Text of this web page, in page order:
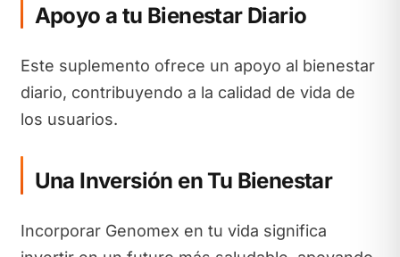
Apoyo a tu Bienestar Diario
Este suplemento ofrece un apoyo al bienestar
diario, contribuyendo a la calidad de vida de
los usuarios.
Una Inversión en Tu Bienestar
Incorporar Genomex en tu vida significa